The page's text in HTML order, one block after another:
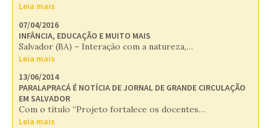
Leia mais
07/04/2016
INFÂNCIA, EDUCAÇÃO E MUITO MAIS
Salvador (BA) – Interação com a natureza,…
Leia mais
13/06/2014
PARALAPRACÁ É NOTÍCIA DE JORNAL DE GRANDE CIRCULAÇÃO
EM SALVADOR
Com o título “Projeto fortalece os docentes…
Leia mais